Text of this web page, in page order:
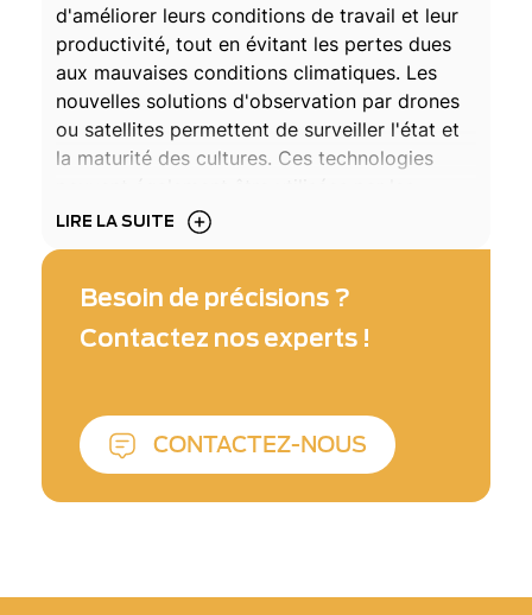
d'améliorer leurs conditions de travail et leur
productivité, tout en évitant les pertes dues
aux mauvaises conditions climatiques. Les
nouvelles solutions d'observation par drones
ou satellites permettent de surveiller l'état et
la maturité des cultures. Ces technologies
organismes forestiers pour analyser les sols et
les feuilles.
Exosens propose une large gamme de
caméras à haute sensibilité, capables d'imager
les cultures 24 heures sur 24, y compris la
à surveiller leurs plantations. Exosens est un
leader mondial des technologies
d'amplification, de détection et d'imagerie, et
a réussi à intégrer avec succès des capteurs
LIRE LA SUITE
Besoin de précisions ?
Contactez nos experts !
CONTACTEZ-NOUS